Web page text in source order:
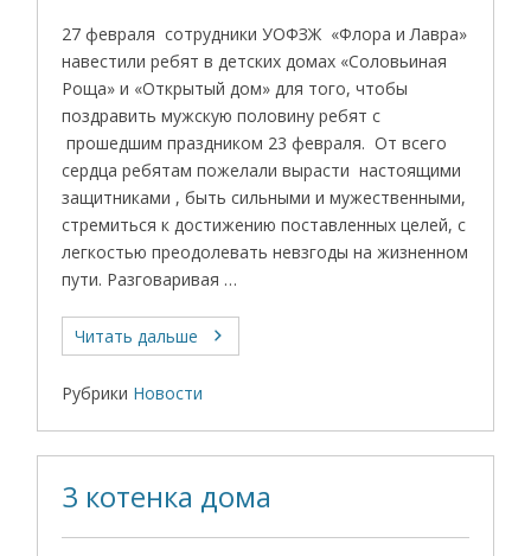
27 февраля сотрудники УОФЗЖ «Флора и Лавра»
навестили ребят в детских домах «Соловьиная
Роща» и «Открытый дом» для того, чтобы
поздравить мужскую половину ребят с
прошедшим праздником 23 февраля. От всего
сердца ребятам пожелали вырасти настоящими
защитниками , быть сильными и мужественными,
стремиться к достижению поставленных целей, с
легкостью преодолевать невзгоды на жизненном
пути. Разговаривая …
Читать дальше
Рубрики Новости
3 котенка дома